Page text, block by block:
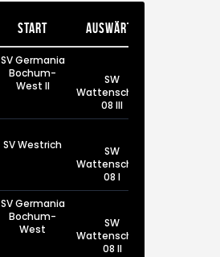
Start Auswärts
SV Germania
Bochum-
West II
SW
Wattenscheid
08 III
SV Westrich
SW
Wattenscheid
08 I
SV Germania
Bochum-
West
SW
Wattenscheid
08 II